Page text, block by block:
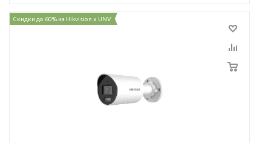
Скидки до 60% на Hikvision и UNV